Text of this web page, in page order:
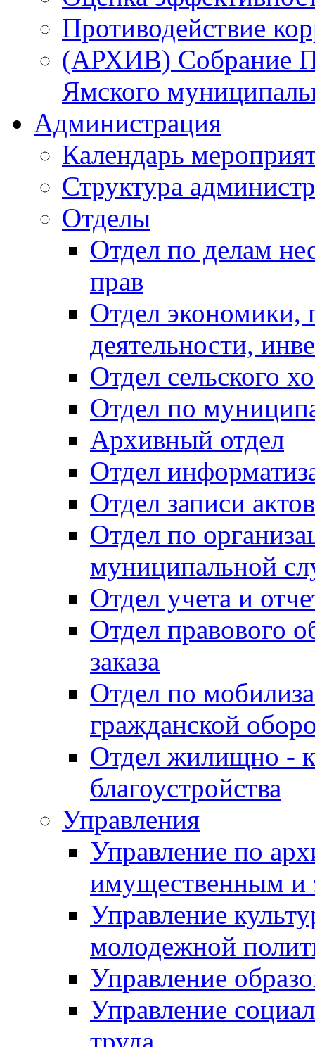
Противодействие
(АРХИВ) Собрание
Ямского
Администрация
Календарь
Структура
Отделы
Отдел по делам
прав
Отдел экономики,
деятельности,
Отдел сельского
Отдел по
Архивный отдел
Отдел
Отдел записи
Отдел по
муниципальной
Отдел учета и
Отдел правового
заказа
Отдел по
гражданской
Отдел жилищно -
благоустройства
Управления
Управление по
имущественным и
Управление
молодежной
Управление
Управление